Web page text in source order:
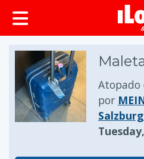
Atopado
por